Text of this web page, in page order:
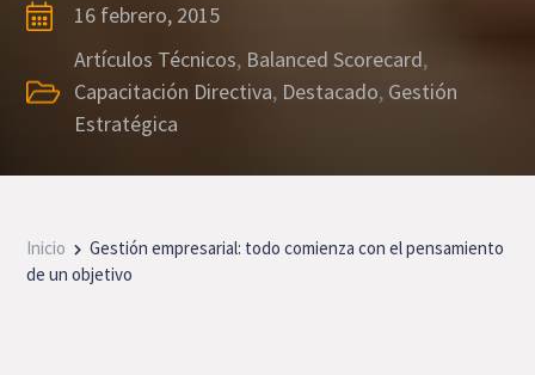
16 febrero, 2015
Artículos Técnicos, Balanced Scorecard,
Capacitación Directiva, Destacado, Gestión
Estratégica
Inicio
Gestión empresarial: todo comienza con el pensamiento
de un objetivo